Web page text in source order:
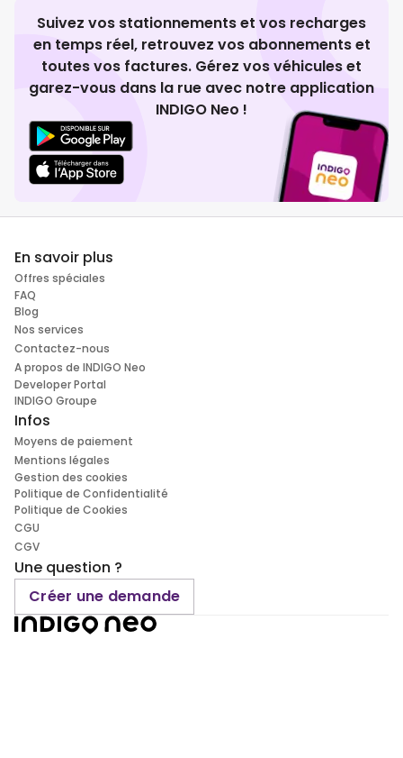
Suivez vos stationnements et vos recharges
en temps réel, retrouvez vos abonnements et
toutes vos factures. Gérez vos véhicules et
garez-vous dans la rue avec notre application
INDIGO Neo !
En savoir plus
Offres spéciales
FAQ
Blog
Nos services
Contactez-nous
A propos de INDIGO Neo
Developer Portal
INDIGO Groupe
Infos
Moyens de paiement
Mentions légales
Gestion des cookies
Politique de Confidentialité
Politique de Cookies
CGU
CGV
Une question ?
Créer une demande